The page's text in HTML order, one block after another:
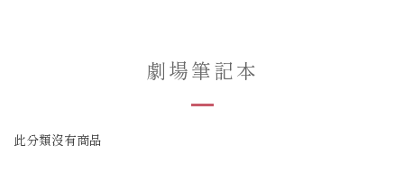
劇場筆記本
此分類沒有商品